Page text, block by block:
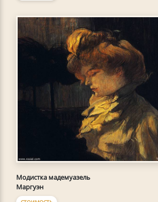
Модистка мадемуазель
Маргуэн